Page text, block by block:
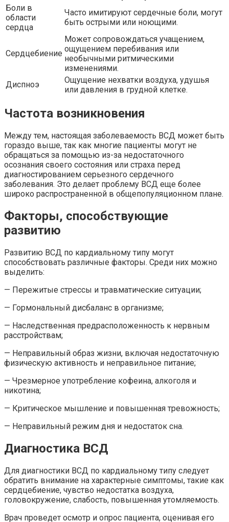
Боли в
области
сердца
Часто имитируют сердечные боли, могут
быть острыми или ноющими.
Сердцебиение
Может сопровождаться учащением,
ощущением перебивания или
необычными ритмическими
изменениями.
Диспноэ
Ощущение нехватки воздуха, удушья
или давления в грудной клетке.
Частота возникновения
Между тем, настоящая заболеваемость ВСД может быть
гораздо выше, так как многие пациенты могут не
обращаться за помощью из-за недостаточного
осознания своего состояния или страха перед
диагностированием серьезного сердечного
заболевания. Это делает проблему ВСД еще более
широко распространенной в общепопуляционном плане.
Факторы, способствующие
развитию
Развитию ВСД по кардиальному типу могут
способствовать различные факторы. Среди них можно
выделить:
— Пережитые стрессы и травматические ситуации;
— Гормональный дисбаланс в организме;
— Наследственная предрасположенность к нервным
расстройствам;
— Неправильный образ жизни, включая недостаточную
физическую активность и неправильное питание;
— Чрезмерное употребление кофеина, алкоголя и
никотина;
— Критическое мышление и повышенная тревожность;
— Неправильный режим дня и недостаток сна.
Диагностика ВСД
Для диагностики ВСД по кардиальному типу следует
обратить внимание на характерные симптомы, такие как
сердцебиение, чувство недостатка воздуха,
головокружение, слабость, повышенная утомляемость.
Врач проведет осмотр и опрос пациента, оценивая его